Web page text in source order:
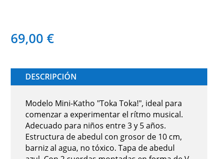
69,00€
DESCRIPCIÓN
Modelo Mini-Katho "Toka Toka!", ideal para
comenzar a experimentar el rítmo musical.
Adecuado para niños entre 3 y 5 años.
Estructura de abedul con grosor de 10 cm,
barniz al agua, no tóxico. Tapa de abedul